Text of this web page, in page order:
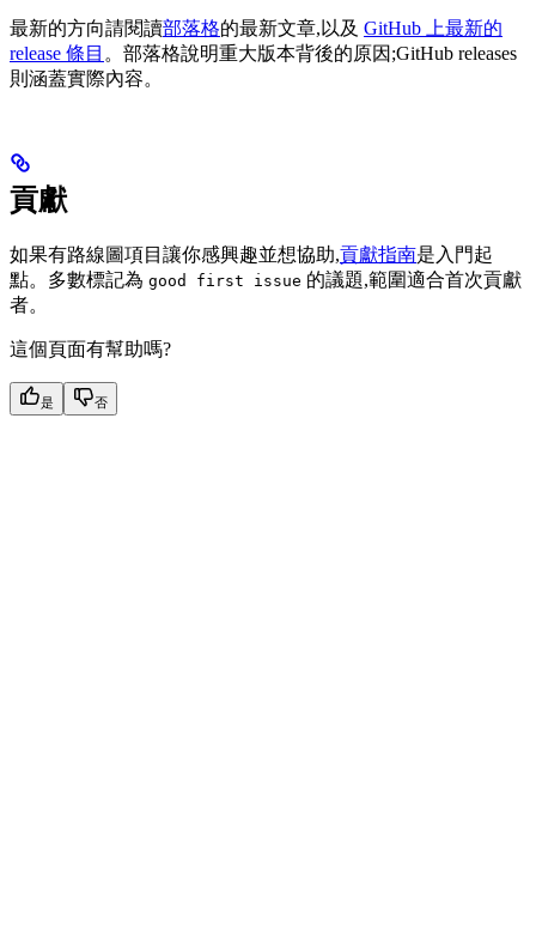
最新的方向請閱讀部落格的最新文章,以及 GitHub 上最新的
release 條目 。部落格說明重大版本背後的原因;GitHub releases
則涵蓋實際內容。
貢獻
如果有路線圖項目讓你感興趣並想協助,貢獻指南是入門起
點。多數標記為 good first issue 的議題,範圍適合首次貢獻
者。
這個頁面有幫助嗎?
是 否